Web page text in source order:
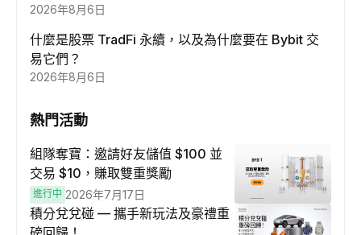
2026年8月6日
什麼是股票 TradFi 永續，以及為什麼要在 Bybit 交
易它們？
2026年8月6日
熱門活動
組隊奪寶：邀請好友儲值 $100 並
交易 $10，賺取雙重獎勵
進行中 2026年7月17日
積分兌兌碰 — 攜手新玩法及豪禮重